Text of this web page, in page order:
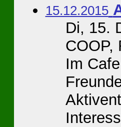
15.12.2015
Di, 15.
COOP,
Im